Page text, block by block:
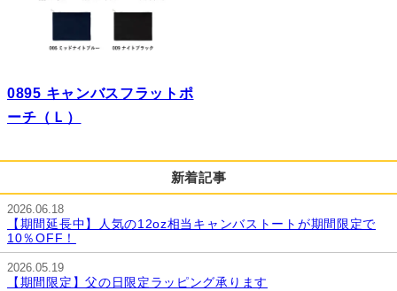
0895 キャンバスフラットポ
ーチ（Ｌ）
新着記事
2026.06.18
【期間延長中】人気の12oz相当キャンバストートが期間限定で
10％OFF！
2026.05.19
【期間限定】父の日限定ラッピング承ります